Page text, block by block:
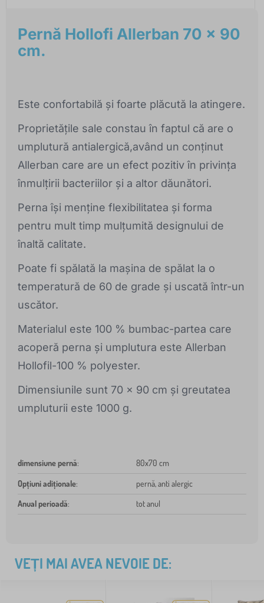
Pernă Hollofi Allerban 70 x 90
cm.
Este confortabilă și foarte plăcută la atingere.
Proprietățile sale constau în faptul că are o
umplutură antialergică,având un conținut
Allerban care are un efect pozitiv în privința
înmulțirii bacteriilor și a altor dăunători.
Perna își menține flexibilitatea și forma
pentru mult timp mulțumită designului de
înaltă calitate.
Poate fi spălată la mașina de spălat la o
temperatură de 60 de grade și uscată într-un
uscător.
Materialul este 100 % bumbac-partea care
acoperă perna și umplutura este Allerban
Hollofil-100 % polyester.
Dimensiunile sunt 70 x 90 cm și greutatea
umpluturii este 1000 g.
dimensiune pernă: 80x70 cm
Opțiuni adiționale:
pernă, anti alergic
Anual perioadă: tot anul
VEȚI MAI AVEA NEVOIE DE: